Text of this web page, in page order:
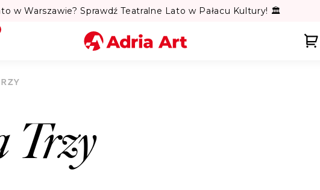
w Warszawie? Sprawdź Teatralne Lato w Pałacu Kultury! 🏛️
Trzy